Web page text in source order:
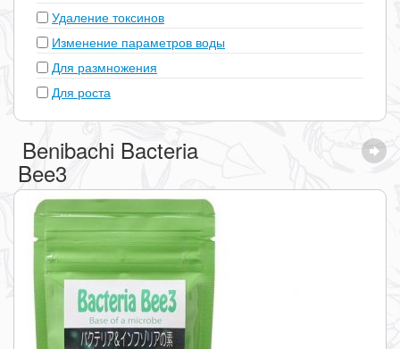
Удаление токсинов
Изменение параметров воды
Для размножения
Для роста
Benibachi Bacteria
Bee3